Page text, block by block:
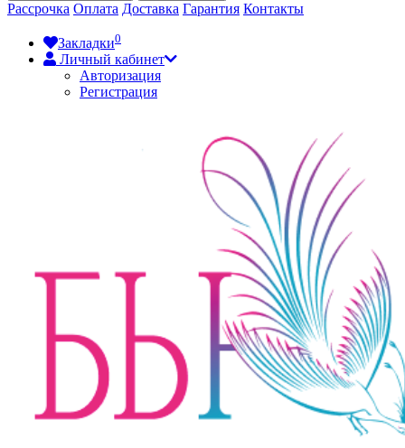
Рассрочка Оплата Доставка Гарантия Контакты
Закладки0
Личный кабинет
Авторизация
Регистрация